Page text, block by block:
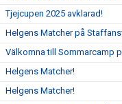
Tjejcupen 2025 avklarad!
Helgens Matcher på
Välkomna till Sommarcamp
Helgens Matcher!
Helgens Matcher!